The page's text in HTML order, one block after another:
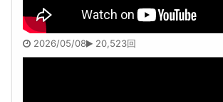
2026/05/08 20,523回